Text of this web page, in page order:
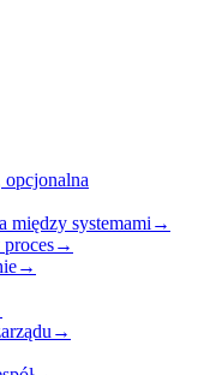
opcjonalna
między systemami →
→
→
→